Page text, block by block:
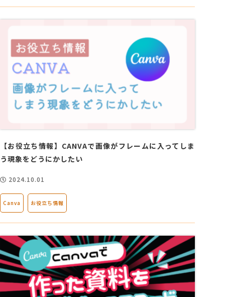
【お役立ち情報】CANVAで画像がフレームに入ってしま
う現象をどうにかしたい
2024.10.01
Canva お役立ち情報